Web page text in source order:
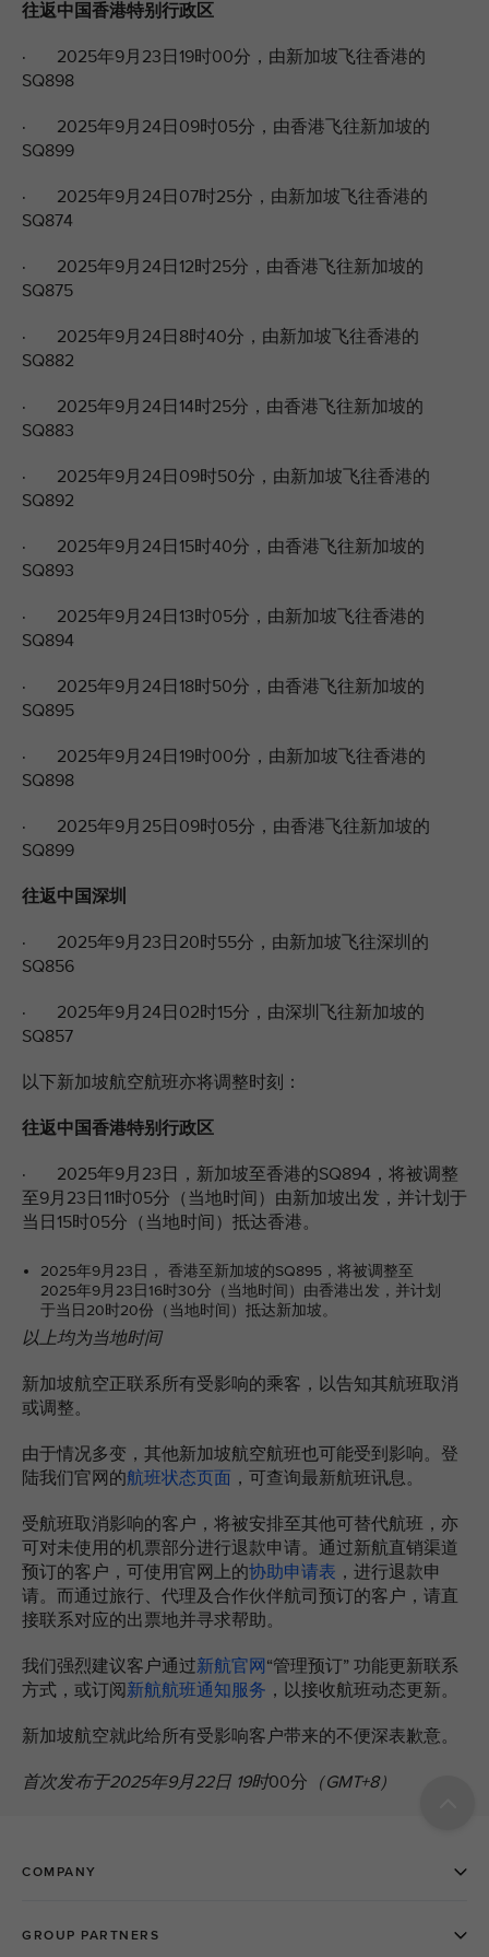
往返中国香港特别行政区
· 2025年9月23日19时00分，由新加坡飞往香港的
SQ898
· 2025年9月24日09时05分，由香港飞往新加坡的
SQ899
· 2025年9月24日07时25分，由新加坡飞往香港的
SQ874
· 2025年9月24日12时25分，由香港飞往新加坡的
SQ875
· 2025年9月24日8时40分，由新加坡飞往香港的
SQ882
· 2025年9月24日14时25分，由香港飞往新加坡的
SQ883
· 2025年9月24日09时50分，由新加坡飞往香港的
SQ892
· 2025年9月24日15时40分，由香港飞往新加坡的
SQ893
· 2025年9月24日13时05分，由新加坡飞往香港的
SQ894
· 2025年9月24日18时50分，由香港飞往新加坡的
SQ895
· 2025年9月24日19时00分，由新加坡飞往香港的
SQ898
· 2025年9月25日09时05分，由香港飞往新加坡的
SQ899
往返中国深圳
· 2025年9月23日20时55分，由新加坡飞往深圳的
SQ856
· 2025年9月24日02时15分，由深圳飞往新加坡的
SQ857
以下新加坡航空航班亦将调整时刻：
往返中国香港特别行政区
· 2025年9月23日，新加坡至香港的SQ894，将被调整
至9月23日11时05分（当地时间）由新加坡出发，并计划于
当日15时05分（当地时间）抵达香港。
2025年9月23日， 香港至新加坡的SQ895，将被调整至
2025年9月23日16时30分（当地时间）由香港出发，并计划
于当日20时20份（当地时间）抵达新加坡。
以上均为当地时间
新加坡航空正联系所有受影响的乘客，以告知其航班取消
或调整。
由于情况多变，其他新加坡航空航班也可能受到影响。登
陆我们官网的航班状态页面 ，可查询最新航班讯息。
受航班取消影响的客户，将被安排至其他可替代航班，亦
可对未使用的机票部分进行退款申请。通过新航直销渠道
预订的客户，可使用官网上的协助申请表 ，进行退款申
请。而通过旅行、代理及合作伙伴航司预订的客户，请直
接联系对应的出票地并寻求帮助。
我们强烈建议客户通过新航官网 “管理预订” 功能更新联系
方式，或订阅新航航班通知服务 ，以接收航班动态更新。
新加坡航空就此给所有受影响客户带来的不便深表歉意。
首次发布于2025年9月22日 19时00分 （GMT+8）